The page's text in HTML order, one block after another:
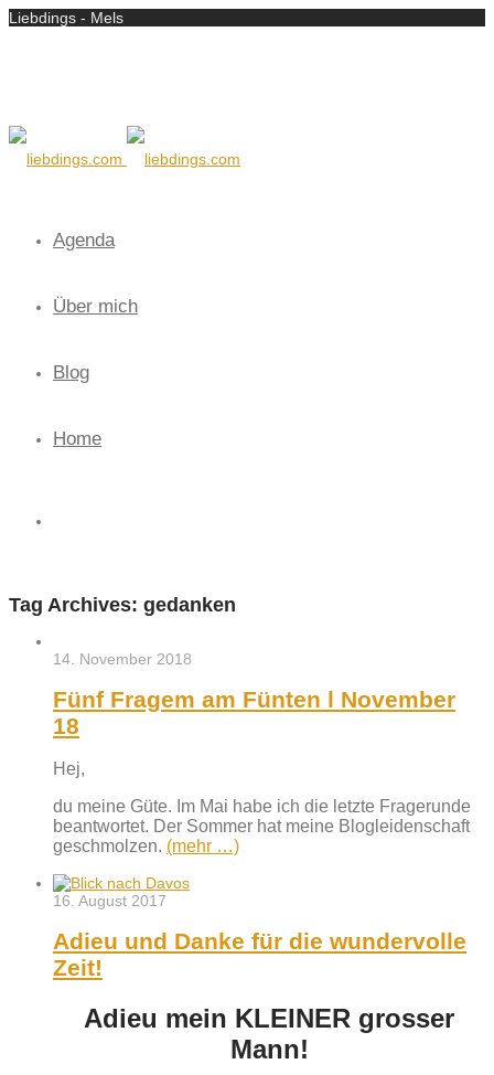
Liebdings - Mels
Agenda
Über mich
Blog
Home
Tag Archives: gedanken
14. November 2018
Fünf Fragem am Fünten l November
18
Hej,
du meine Güte. Im Mai habe ich die letzte Fragerunde
beantwortet. Der Sommer hat meine Blogleidenschaft
geschmolzen. (mehr …)
16. August 2017
Adieu und Danke für die wundervolle
Zeit!
Adieu mein KLEINER grosser
Mann!